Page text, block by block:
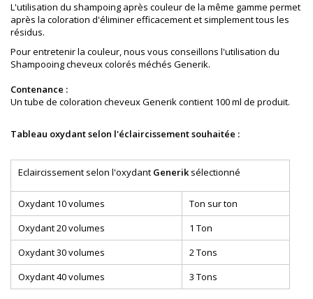
L'utilisation du shampoing après couleur de la même gamme permet
après la coloration d'éliminerefficacementet simplement tous les
résidus.
Pour entretenir la couleur, nous vous conseillons l'utilisation du
Shampooing cheveux colorés méchés Generik.
Contenance :
Un tube de coloration cheveux Generik contient 100 ml de produit.
Tableau oxydant selon l'éclaircissement souhaitée :
Eclaircissement selon l'oxydant Generiksélectionné
Oxydant 10 volumes
Ton sur ton
Oxydant 20 volumes
1 Ton
Oxydant 30 volumes
2 Tons
Oxydant 40 volumes
3 Tons